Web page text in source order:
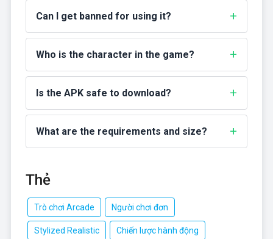
Can I get banned for using it?
Who is the character in the game?
Is the APK safe to download?
What are the requirements and size?
Thẻ
Trò chơi Arcade Người chơi đơn
Stylized Realistic Chiến lược hành động